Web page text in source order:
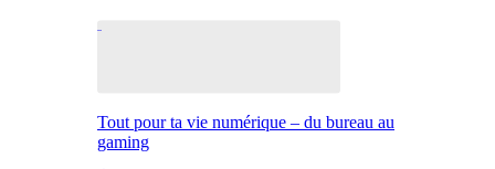
Tout pour ta vie numérique – du bureau au
gaming